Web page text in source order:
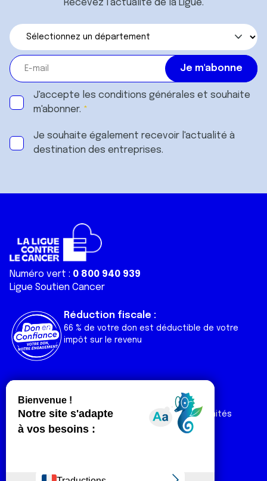
Recevez l’actualité de la Ligue.
J'accepte les conditions générales et souhaite
m'abonner.
Je souhaite également recevoir l'actualité à
destination des entreprises.
Numéro vert : 0 800 940 939
Ligue Soutien Cancer
Réduction fiscale :
66 % de votre don est déductible de votre
impôt sur le revenu
Liens utiles
Nos actualités
Nos publications
Contact
Espace Ligue & comités
Espace chercheur